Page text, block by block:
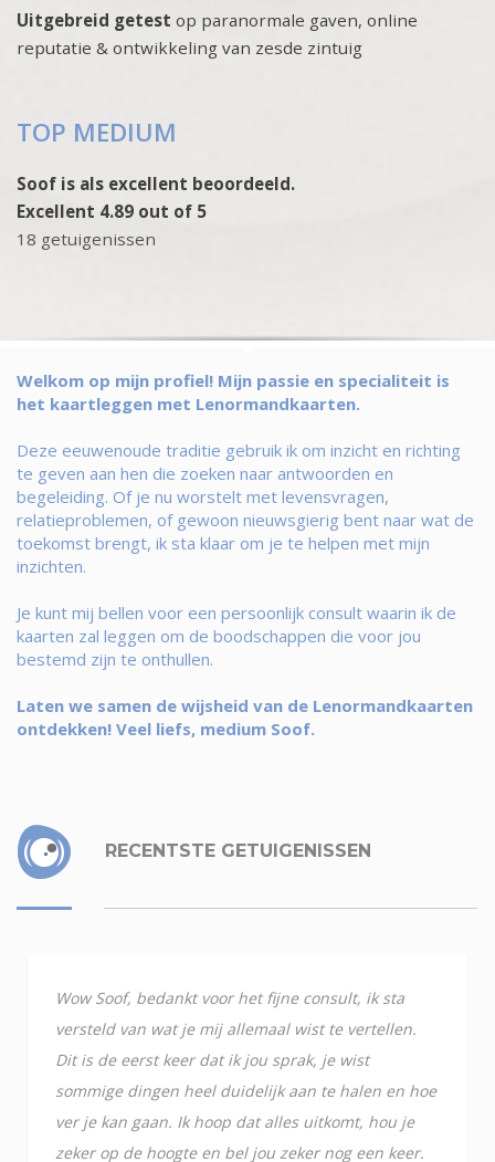
Uitgebreid getest op paranormale gaven, online
reputatie & ontwikkeling van zesde zintuig
TOP MEDIUM
Soof is als excellent beoordeeld.
Excellent 4.89 out of 5
18 getuigenissen
Welkom op mijn profiel! Mijn passie en specialiteit is
het kaartleggen met Lenormandkaarten.
Deze eeuwenoude traditie gebruik ik om inzicht en richting
te geven aan hen die zoeken naar antwoorden en
begeleiding. Of je nu worstelt met levensvragen,
relatieproblemen, of gewoon nieuwsgierig bent naar wat de
toekomst brengt, ik sta klaar om je te helpen met mijn
inzichten.
Je kunt mij bellen voor een persoonlijk consult waarin ik de
kaarten zal leggen om de boodschappen die voor jou
bestemd zijn te onthullen.
Laten we samen de wijsheid van de Lenormandkaarten
ontdekken! Veel liefs, medium Soof.
RECENTSTE GETUIGENISSEN
Wow Soof, bedankt voor het fijne consult, ik sta
versteld van wat je mij allemaal wist te vertellen.
Dit is de eerst keer dat ik jou sprak, je wist
sommige dingen heel duidelijk aan te halen en hoe
ver je kan gaan. Ik hoop dat alles uitkomt, hou je
zeker op de hoogte en bel jou zeker nog een keer.